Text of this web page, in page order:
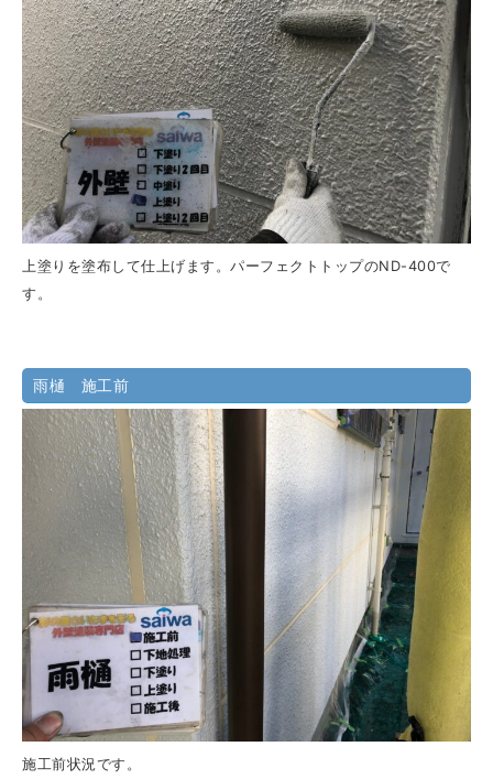
上塗りを塗布して仕上げます。パーフェクトトップのND-400で
す。
雨樋 施工前
施工前状況です。